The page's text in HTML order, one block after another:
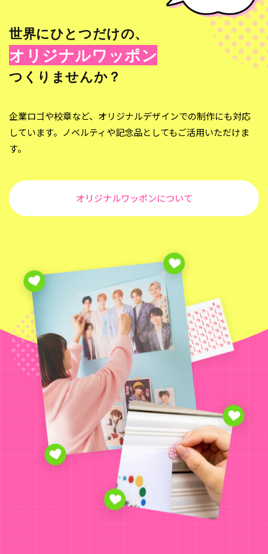
世界にひとつだけの、
オリジナルワッポン
つくりませんか？
企業ロゴや校章など、オリジナルデザインでの制作にも対応
しています。ノベルティや記念品としてもご活用いただけま
す。
オリジナルワッポンについて